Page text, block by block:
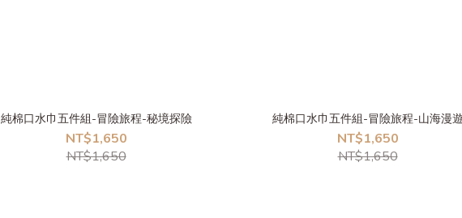
純棉口水巾五件組-冒險旅程-秘境探險
NT$1,650
NT$1,650
純棉口水巾五件組-冒險旅程-山海漫遊
NT$1,650
NT$1,650